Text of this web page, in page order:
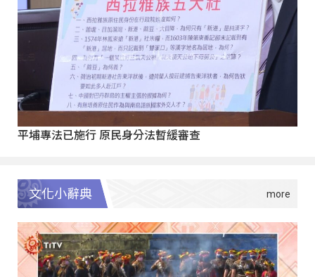
平埔專法已施行 原民身分法暫緩審查
文化小辭典